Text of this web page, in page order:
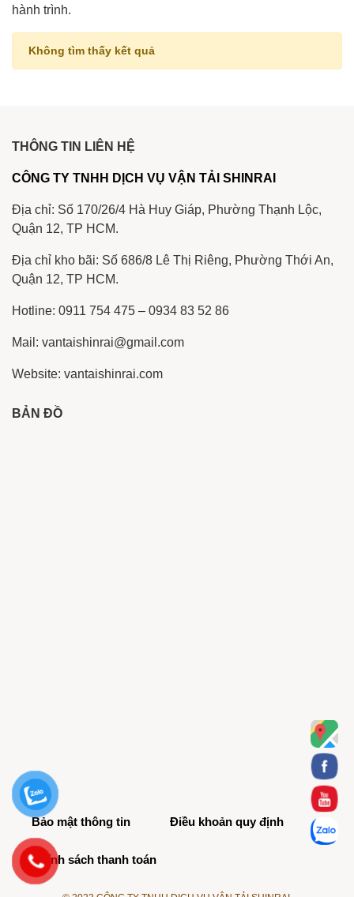
hành trình.
Không tìm thấy kết quả
THÔNG TIN LIÊN HỆ
CÔNG TY TNHH DỊCH VỤ VẬN TẢI SHINRAI
Địa chỉ: Số 170/26/4 Hà Huy Giáp, Phường Thạnh Lộc,
Quận 12, TP HCM.
Địa chỉ kho bãi: Số 686/8 Lê Thị Riêng, Phường Thới An,
Quận 12, TP HCM.
Hotline: 0911 754 475 – 0934 83 52 86
Mail: vantaishinrai@gmail.com
Website: vantaishinrai.com
BẢN ĐỒ
Bảo mật thông tin Điều khoản quy định
Chính sách thanh toán